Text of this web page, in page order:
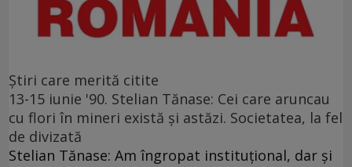
Ştiri care merită citite
13-15 iunie '90. Stelian Tănase: Cei care aruncau
cu flori în mineri există și astăzi. Societatea, la fel
de divizată
Stelian Tănase: Am îngropat instituțional, dar și